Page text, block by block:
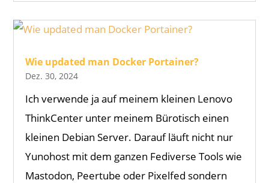
Wie updated man Docker Portainer?
Dez. 30, 2024
Ich verwende ja auf meinem kleinen Lenovo
ThinkCenter unter meinem Bürotisch einen
kleinen Debian Server. Darauf läuft nicht nur
Yunohost mit dem ganzen Fediverse Tools wie
Mastodon, Peertube oder Pixelfed sondern